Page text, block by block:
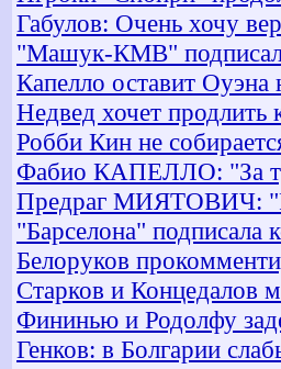
Габулов: Очень хочу
"Машук-КМВ" подписал
Капелло оставит Оуэна
Недвед хочет
Робби Кин не
Фабио КАПЕЛЛО: "За
Предраг МИЯТОВИЧ:
"Барселона" подписала
Белоруков
Старков и Концедалов
Фининью и Родолфу
Генков: в Болгарии